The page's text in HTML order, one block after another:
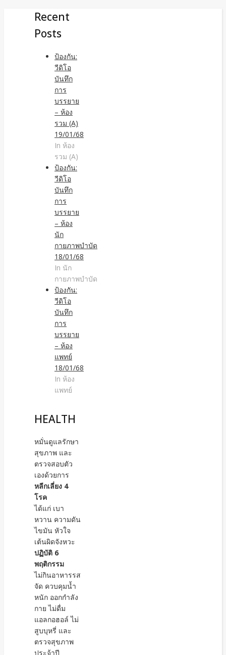
Recent
Posts
ป้องกัน:
วีดิโอ
บันทึก
การ
บรรยาย
– ห้อง
รวม (A)
19/01/68
In ห้อง
รวม (A)
ป้องกัน:
วีดิโอ
บันทึก
การ
บรรยาย
– ห้อง
นัก
กายภาพบำบัด
18/01/68
In นัก
กายภาพบำบัด
ป้องกัน:
วีดิโอ
บันทึก
การ
บรรยาย
– ห้อง
แพทย์
18/01/68
In ห้อง
แพทย์
HEALTH
หมั่นดูแลรักษา
สุขภาพ และ
ตรวจสอบตัว
เองด้วยการ
หลีกเลี่ยง 4
โรค
ได้แก่ เบา
หวาน ความดัน
ไขมัน หัวใจ
เต้นผิดจังหวะ
ปฏิบัติ 6
พฤติกรรม
ไม่กินอาหารรส
จัด ควบคุมน้ำ
หนัก ออกกำลัง
กาย ไม่ดื่ม
แอลกอฮอล์ ไม่
สูบบุหรี่ และ
ตรวจสุขภาพ
ประจ้าปี